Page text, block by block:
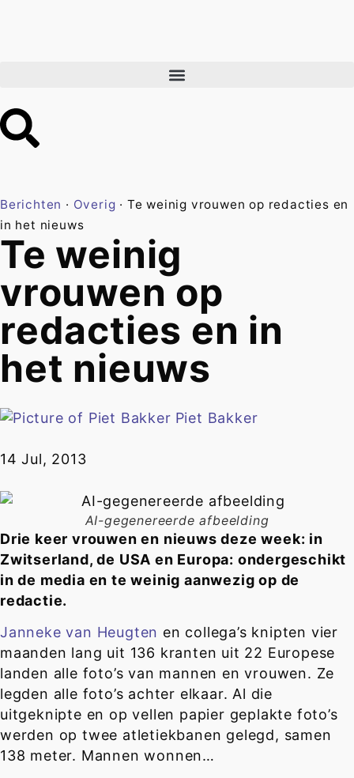
Berichten · Overig · Te weinig vrouwen op redacties en
in het nieuws
Te weinig
vrouwen op
redacties en in
het nieuws
Piet Bakker
14 Jul, 2013
AI-gegenereerde afbeelding
Drie keer vrouwen en nieuws deze week: in
Zwitserland, de USA en Europa: ondergeschikt
in de media en te weinig aanwezig op de
redactie.
Janneke van Heugten en collega’s knipten vier
maanden lang uit 136 kranten uit 22 Europese
landen alle foto’s van mannen en vrouwen. Ze
legden alle foto’s achter elkaar. Al die
uitgeknipte en op vellen papier geplakte foto’s
werden op twee atletiekbanen gelegd, samen
138 meter. Mannen wonnen…